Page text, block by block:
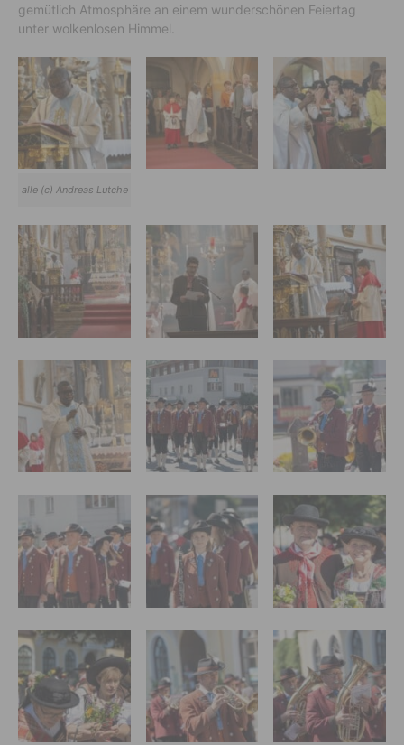
gemütlich Atmosphäre an einem wunderschönen Feiertag
unter wolkenlosen Himmel.
alle (c) Andreas Lutche